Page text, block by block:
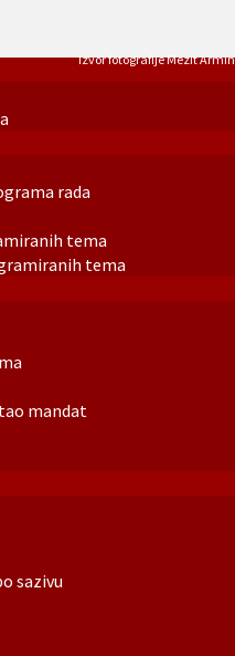
rada
tema
tema
mandat
sazivu
Izvor fotografije Mezit Armin